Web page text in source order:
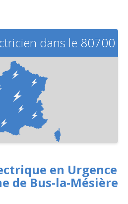
dans le 80700
en Urgence
de Bus-la-Mésière